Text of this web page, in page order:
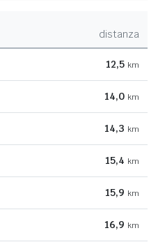
distanza
12,5 km
14,0 km
14,3 km
15,4 km
15,9 km
16,9 km